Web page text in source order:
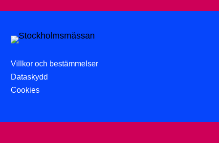
Villkor och bestämmelser
Dataskydd
Cookies